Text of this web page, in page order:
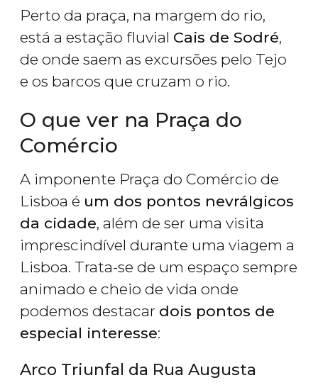
Perto da praça, na margem do rio,
está a estação fluvial Cais de Sodré,
de onde saem as excursões pelo Tejo
e os barcos que cruzam o rio.
O que ver na Praça do
Comércio
A imponente Praça do Comércio de
Lisboa é um dos pontos nevrálgicos
da cidade, além de ser uma visita
imprescindível durante uma viagem a
Lisboa. Trata-se de um espaço sempre
animado e cheio de vida onde
podemos destacar dois pontos de
especial interesse:
Arco Triunfal da Rua Augusta